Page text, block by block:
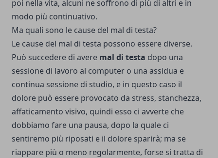
poi nella vita, alcuni ne soffrono di più di altri e in
modo più continuativo.
Ma quali sono le cause del mal di testa?
Le cause del mal di testa possono essere diverse.
Può succedere di avere mal di testa dopo una
sessione di lavoro al computer o una assidua e
continua sessione di studio, e in questo caso il
dolore può essere provocato da stress, stanchezza,
affaticamento visivo, quindi esso ci avverte che
dobbiamo fare una pausa, dopo la quale ci
sentiremo più riposati e il dolore sparirà; ma se
riappare più o meno regolarmente, forse si tratta di